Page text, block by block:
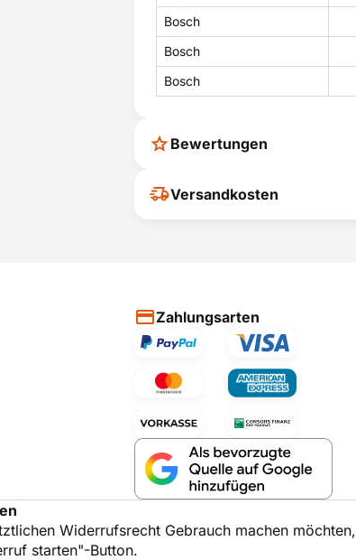
Bosch
Bosch
Bosch
Bewertungen
Ihr Feedback hilft uns, uns
Versandkosten
Zahlungsarten
Widerrufsrecht Gebrauch machen
starten"-Button.